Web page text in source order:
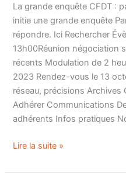
La grande enquête CFDT :
initie une grande enquête
répondre. Ici Rechercher
13h00Réunion négociation
récents Modulation de 2
2023 Rendez-vous le 13
réseau, précisions
Adhérer Communications
adhérents Infos pratiques
parlons
engagement
Lire la suite »